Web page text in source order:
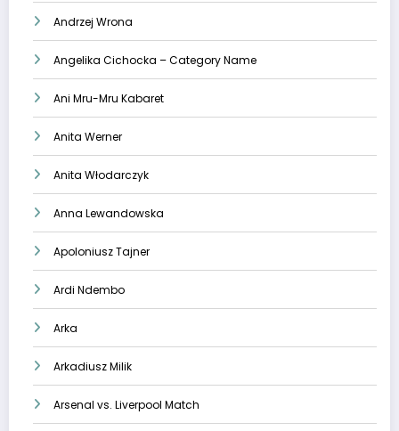
Andrzej Wrona
Angelika Cichocka – Category Name
Ani Mru-Mru Kabaret
Anita Werner
Anita Włodarczyk
Anna Lewandowska
Apoloniusz Tajner
Ardi Ndembo
Arka
Arkadiusz Milik
Arsenal vs. Liverpool Match